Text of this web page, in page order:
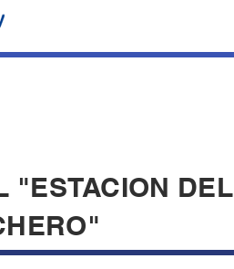
"ESTACION DEL